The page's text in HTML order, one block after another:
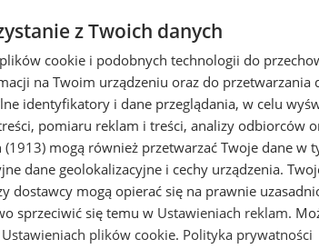
z Twoich danych
cookie i podobnych technologii do
na Twoim urządzeniu oraz do przetwarzania
identyfikatory i dane przeglądania, w celu
pomiaru reklam i treści, analizy odbiorców
(1913) mogą również przetwarzać Twoje dane w
dane geolokalizacyjne i cechy urządzenia.
dostawcy mogą opierać się na prawnie
sprzeciwić się temu w Ustawieniach reklam.
Ustawieniach plików cookie. Polityka prywatności